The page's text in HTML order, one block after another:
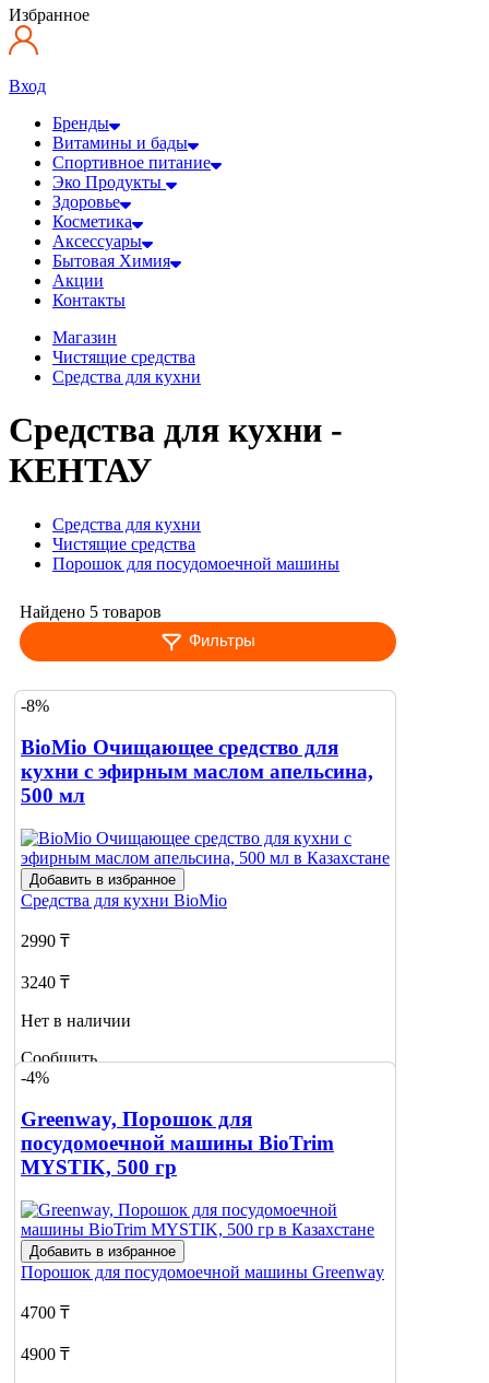
Избранное
Вход
Бренды
Витамины и бады
Спортивное питание
Эко Продукты
Здоровье
Косметика
Аксессуары
Бытовая Химия
Акции
Контакты
Магазин
Чистящие средства
Средства для кухни
Средства для кухни -
КЕНТАУ
Средства для кухни
Чистящие средства
Порошок для посудомоечной машины
Найдено 5 товаров
Фильтры
-8%
BioMio Очищающее средство для
кухни с эфирным маслом апельсина,
500 мл
Добавить в избранное
Средства для кухни BioMio
2990 ₸
3240 ₸
Нет в наличии
Сообщить
о наличии
-4%
Greenway, Порошок для
посудомоечной машины BioTrim
MYSTIK, 500 гр
Добавить в избранное
Порошок для посудомоечной машины Greenway
4700 ₸
4900 ₸